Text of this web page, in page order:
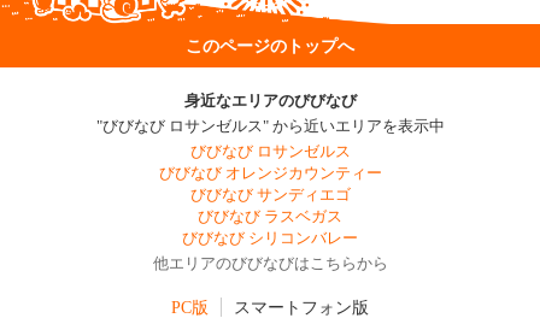
このページのトップへ
身近なエリアのびびなび
"びびなび ロサンゼルス" から近いエリアを表示中
びびなび ロサンゼルス
びびなび オレンジカウンティー
びびなび サンディエゴ
びびなび ラスベガス
びびなび シリコンバレー
他エリアのびびなびはこちらから
PC版 スマートフォン版